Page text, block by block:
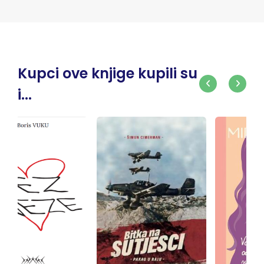
Kupci ove knjige kupili su
i...
-10%